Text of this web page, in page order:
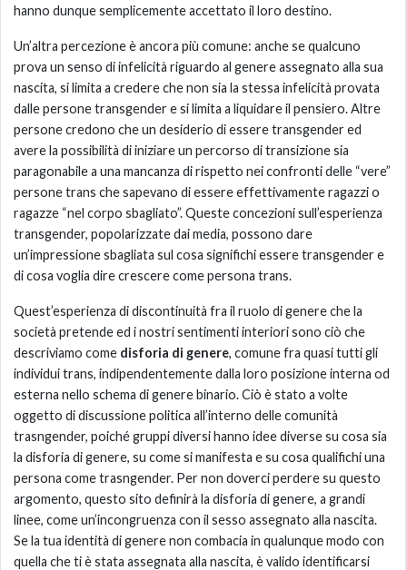
hanno dunque semplicemente accettato il loro destino.
Un’altra percezione è ancora più comune: anche se qualcuno
prova un senso di infelicità riguardo al genere assegnato alla sua
nascita, si limita a credere che non sia la stessa infelicità provata
dalle persone transgender e si limita a liquidare il pensiero. Altre
persone credono che un desiderio di essere transgender ed
avere la possibilità di iniziare un percorso di transizione sia
paragonabile a una mancanza di rispetto nei confronti delle “vere”
persone trans che sapevano di essere effettivamente ragazzi o
ragazze “nel corpo sbagliato”. Queste concezioni sull’esperienza
transgender, popolarizzate dai media, possono dare
un’impressione sbagliata sul cosa significhi essere transgender e
di cosa voglia dire crescere come persona trans.
Quest’esperienza di discontinuità fra il ruolo di genere che la
società pretende ed i nostri sentimenti interiori sono ciò che
descriviamo come disforia di genere, comune fra quasi tutti gli
individui trans, indipendentemente dalla loro posizione interna od
esterna nello schema di genere binario. Ciò è stato a volte
oggetto di discussione politica all’interno delle comunità
trasngender, poiché gruppi diversi hanno idee diverse su cosa sia
la disforia di genere, su come si manifesta e su cosa qualifichi una
persona come trasngender. Per non doverci perdere su questo
argomento, questo sito definirà la disforia di genere, a grandi
linee, come un’incongruenza con il sesso assegnato alla nascita.
Se la tua identità di genere non combacia in qualunque modo con
quella che ti è stata assegnata alla nascita, è valido identificarsi